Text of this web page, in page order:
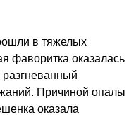
в тяжелых
фаворитка оказалась
разгневанный
Причиной опалы
оказала